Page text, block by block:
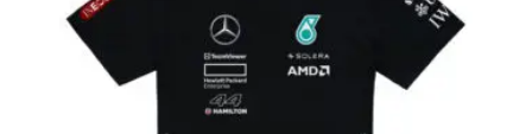
hasta
$80.000